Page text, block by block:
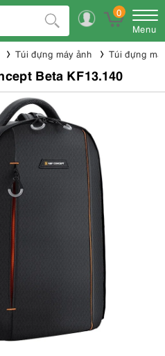
0
Menu
Túi đựng máy ảnh Túi đựng
Beta KF13.140